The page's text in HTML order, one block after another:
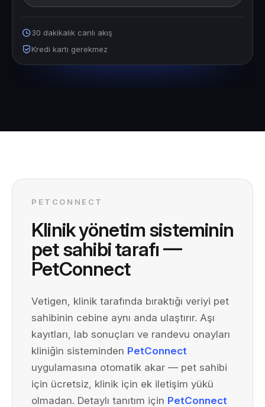
30 dakikalık canlı akış
Kredi kartı gerekmez
PETCONNECT
Klinik yönetim sisteminin
pet sahibi tarafı —
PetConnect
Vetigen, klinik tarafında bıraktığı veriyi pet
sahibinin cebine aynı anda ulaştırır. Aşı
kayıtları, lab sonuçları ve randevu onayları
kliniğin sisteminden PetConnect
uygulamasına otomatik akar — pet sahibi
için ücretsiz, klinik için ek iletişim yükü
olmadan. Detaylı tanıtım için PetConnect